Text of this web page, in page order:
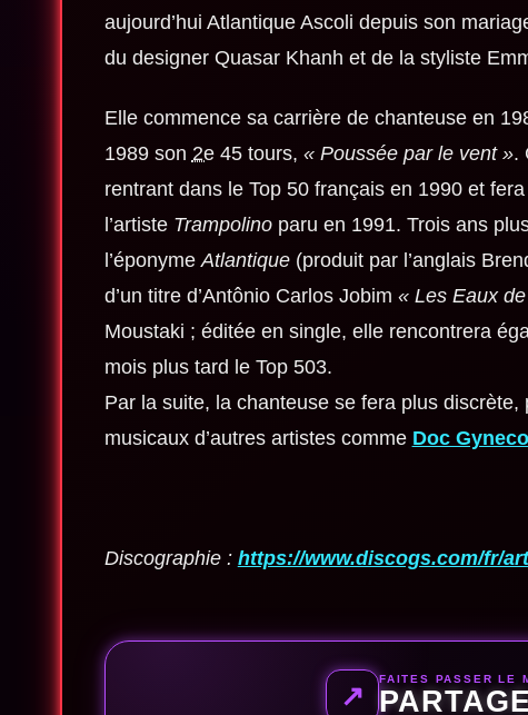
aujourd’hui Atlantique Ascoli depuis son
du designer Quasar Khanh et de la styliste
Elle commence sa carrière de chanteuse en
1989 son 2e45 tours, « Poussée par le vent ».
rentrant dans le Top 50 français en 1990 et
l’artiste Trampolinoparu en 1991. Trois ans
l’éponymeAtlantique(produit par l’anglais
d’un titre d’Antônio Carlos Jobim « Les Eaux
Moustaki ; éditée en single, elle rencontrera
mois plus tard le Top 503.
Par la suite, la chanteuse se fera plus
musicaux d’autres artistes comme Doc Gyneco
Discographie : https://www.discogs.com/fr/
↗ FAITES PASSER LE